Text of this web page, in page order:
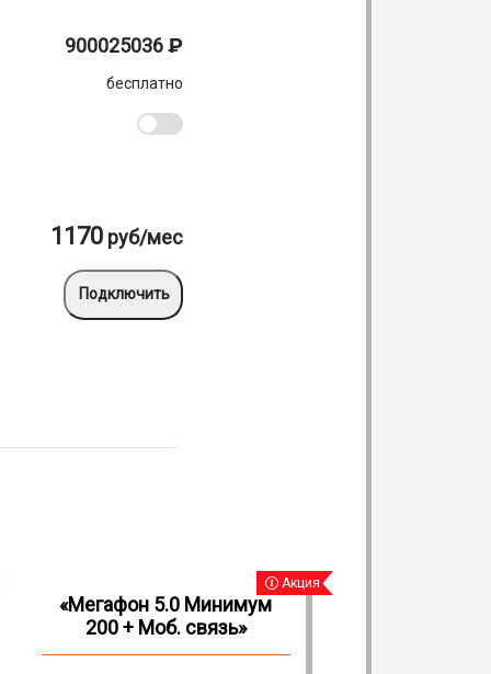
900025036₽
бесплатно
1170 руб/мес
Подключить
Акция
«Мегафон 5.0 Минимум
200 + Моб. связь»